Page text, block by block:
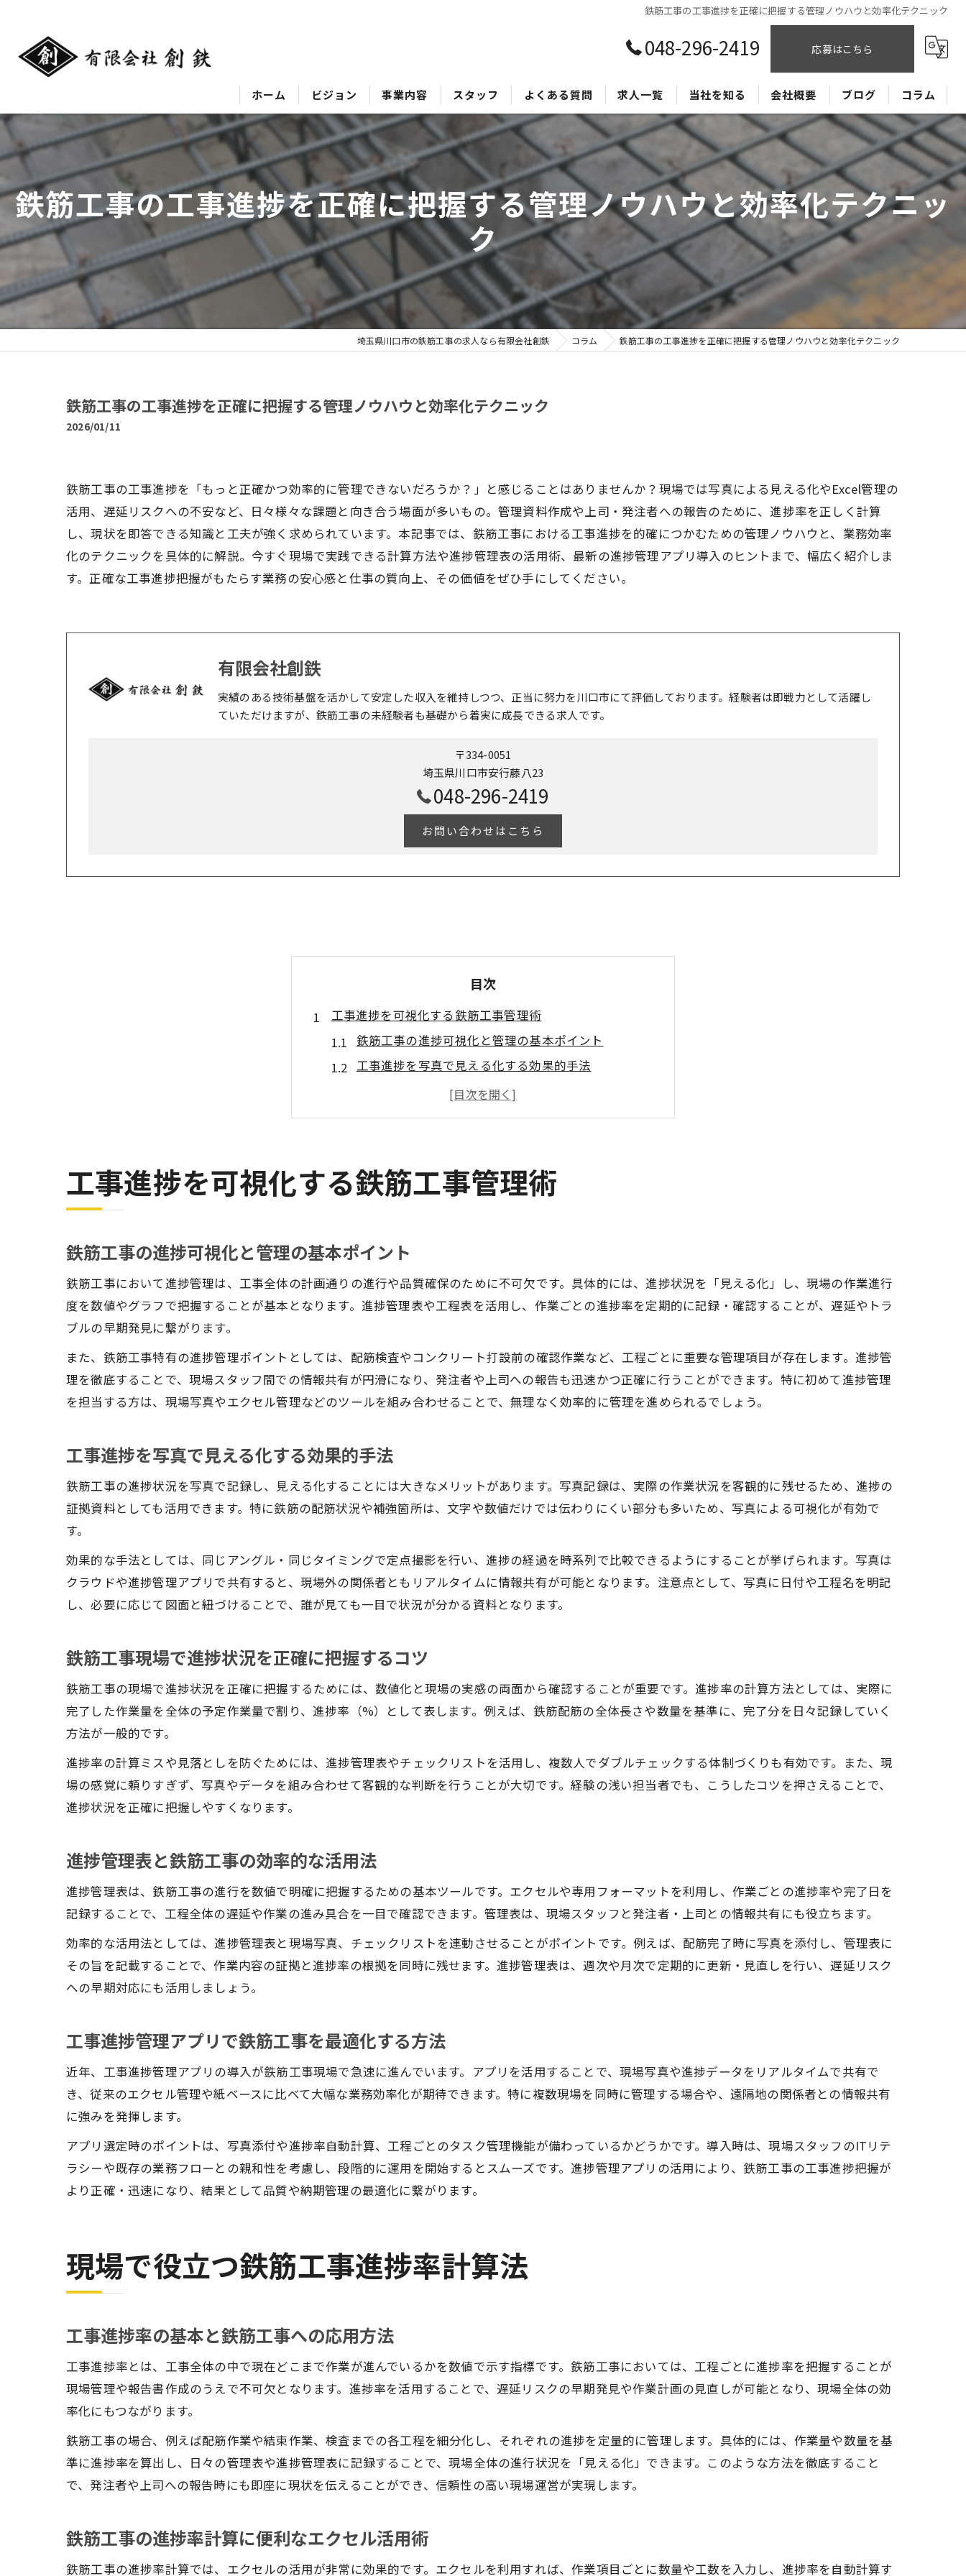
鉄筋工事の工事進捗を正確に把握する管理ノウハウと効率化テクニック
048-296-2419 応募はこちら
ホーム ビジョン 事業内容 スタッフ よくある質問 求人一覧 当社を知る
CADオペレーター
正社員
経験者
独立
会社概要 ブログ コラム
鉄筋工事の工事進捗を正確に把握する管理ノウハウと効率化テクニッ
ク
埼玉県川口市の鉄筋工事の求人なら有限会社創鉄 コラム 鉄筋工事の工事進捗を正確に把握する管理ノウハウと効率化テクニック
鉄筋工事の工事進捗を正確に把握する管理ノウハウと効率化テクニック
2026/01/11
鉄筋工事の工事進捗を「もっと正確かつ効率的に管理できないだろうか？」と感じることはありませんか？現場では写真による見える化やExcel管理の
活用、遅延リスクへの不安など、日々様々な課題と向き合う場面が多いもの。管理資料作成や上司・発注者への報告のために、進捗率を正しく計算
し、現状を即答できる知識と工夫が強く求められています。本記事では、鉄筋工事における工事進捗を的確につかむための管理ノウハウと、業務効率
化のテクニックを具体的に解説。今すぐ現場で実践できる計算方法や進捗管理表の活用術、最新の進捗管理アプリ導入のヒントまで、幅広く紹介しま
す。正確な工事進捗把握がもたらす業務の安心感と仕事の質向上、その価値をぜひ手にしてください。
有限会社創鉄
実績のある技術基盤を活かして安定した収入を維持しつつ、正当に努力を川口市にて評価しております。経験者は即戦力として活躍し
ていただけますが、鉄筋工事の未経験者も基礎から着実に成長できる求人です。
〒334-0051
埼玉県川口市安行藤八23
048-296-2419
お問い合わせはこちら
目次
工事進捗を可視化する鉄筋工事管理術
鉄筋工事の進捗可視化と管理の基本ポイント
工事進捗を写真で見える化する効果的手法
鉄筋工事現場で進捗状況を正確に把握するコツ
進捗管理表と鉄筋工事の効率的な活用法
現場で役立つ鉄筋工事進捗率計算法
工事進捗率の基本と鉄筋工事への応用方法
工事進捗率の読み方と現場での使い方解説
進捗率グラフで鉄筋工事の進行をわかりやすく伝える
鉄筋工事の進捗状況を正確に把握するコツ
鉄筋工事の進捗を効率よく記録する管理術
工事進捗状況報告書で現状を的確に伝える工夫
現場で役立つ進捗状況表の作り方と運用ポイント
進捗管理表を活用した効率的な現場管理
工事進捗管理表の基本機能と鉄筋工事現場での利点
エクセルで作る鉄筋工事進捗管理表の実践例
鉄筋工事の進捗表を活用したトラブル予防策
進捗管理表の運用で現場全体の見える化を実現
工事進捗状況報告書を活用したリスク管理術
鉄筋工事進捗チェックリストの作成と活用ポイント
進捗遅れを早期発見するための現場管理のコツ
エクセルで実現する鉄筋工事進捗管理の工夫
エクセルを活用した鉄筋工事進捗管理の基本
エクセルテンプレートで進捗管理を効率化するコツ
工事進捗率の自動集計と報告書作成の実践法
工事進捗を可視化する鉄筋工事管理術
鉄筋工事の進捗可視化と管理の基本ポイント
鉄筋工事において進捗管理は、工事全体の計画通りの進行や品質確保のために不可欠です。具体的には、進捗状況を「見える化」し、現場の作業進行
度を数値やグラフで把握することが基本となります。進捗管理表や工程表を活用し、作業ごとの進捗率を定期的に記録・確認することが、遅延やトラ
ブルの早期発見に繋がります。
また、鉄筋工事特有の進捗管理ポイントとしては、配筋検査やコンクリート打設前の確認作業など、工程ごとに重要な管理項目が存在します。進捗管
理を徹底することで、現場スタッフ間での情報共有が円滑になり、発注者や上司への報告も迅速かつ正確に行うことができます。特に初めて進捗管理
を担当する方は、現場写真やエクセル管理などのツールを組み合わせることで、無理なく効率的に管理を進められるでしょう。
工事進捗を写真で見える化する効果的手法
鉄筋工事の進捗状況を写真で記録し、見える化することには大きなメリットがあります。写真記録は、実際の作業状況を客観的に残せるため、進捗の
証拠資料としても活用できます。特に鉄筋の配筋状況や補強箇所は、文字や数値だけでは伝わりにくい部分も多いため、写真による可視化が有効で
す。
効果的な手法としては、同じアングル・同じタイミングで定点撮影を行い、進捗の経過を時系列で比較できるようにすることが挙げられます。写真は
クラウドや進捗管理アプリで共有すると、現場外の関係者ともリアルタイムに情報共有が可能となります。注意点として、写真に日付や工程名を明記
し、必要に応じて図面と紐づけることで、誰が見ても一目で状況が分かる資料となります。
鉄筋工事現場で進捗状況を正確に把握するコツ
鉄筋工事の現場で進捗状況を正確に把握するためには、数値化と現場の実感の両面から確認することが重要です。進捗率の計算方法としては、実際に
完了した作業量を全体の予定作業量で割り、進捗率（%）として表します。例えば、鉄筋配筋の全体長さや数量を基準に、完了分を日々記録していく
方法が一般的です。
進捗率の計算ミスや見落としを防ぐためには、進捗管理表やチェックリストを活用し、複数人でダブルチェックする体制づくりも有効です。また、現
場の感覚に頼りすぎず、写真やデータを組み合わせて客観的な判断を行うことが大切です。経験の浅い担当者でも、こうしたコツを押さえることで、
進捗状況を正確に把握しやすくなります。
進捗管理表と鉄筋工事の効率的な活用法
進捗管理表は、鉄筋工事の進行を数値で明確に把握するための基本ツールです。エクセルや専用フォーマットを利用し、作業ごとの進捗率や完了日を
記録することで、工程全体の遅延や作業の進み具合を一目で確認できます。管理表は、現場スタッフと発注者・上司との情報共有にも役立ちます。
効率的な活用法としては、進捗管理表と現場写真、チェックリストを連動させることがポイントです。例えば、配筋完了時に写真を添付し、管理表に
その旨を記載することで、作業内容の証拠と進捗率の根拠を同時に残せます。進捗管理表は、週次や月次で定期的に更新・見直しを行い、遅延リスク
への早期対応にも活用しましょう。
工事進捗管理アプリで鉄筋工事を最適化する方法
近年、工事進捗管理アプリの導入が鉄筋工事現場で急速に進んでいます。アプリを活用することで、現場写真や進捗データをリアルタイムで共有で
き、従来のエクセル管理や紙ベースに比べて大幅な業務効率化が期待できます。特に複数現場を同時に管理する場合や、遠隔地の関係者との情報共有
に強みを発揮します。
アプリ選定時のポイントは、写真添付や進捗率自動計算、工程ごとのタスク管理機能が備わっているかどうかです。導入時は、現場スタッフのITリテ
ラシーや既存の業務フローとの親和性を考慮し、段階的に運用を開始するとスムーズです。進捗管理アプリの活用により、鉄筋工事の工事進捗把握が
より正確・迅速になり、結果として品質や納期管理の最適化に繋がります。
現場で役立つ鉄筋工事進捗率計算法
工事進捗率の基本と鉄筋工事への応用方法
工事進捗率とは、工事全体の中で現在どこまで作業が進んでいるかを数値で示す指標です。鉄筋工事においては、工程ごとに進捗率を把握することが
現場管理や報告書作成のうえで不可欠となります。進捗率を活用することで、遅延リスクの早期発見や作業計画の見直しが可能となり、現場全体の効
率化にもつながります。
鉄筋工事の場合、例えば配筋作業や結束作業、検査までの各工程を細分化し、それぞれの進捗を定量的に管理します。具体的には、作業量や数量を基
準に進捗率を算出し、日々の管理表や進捗管理表に記録することで、現場全体の進行状況を「見える化」できます。このような方法を徹底すること
で、発注者や上司への報告時にも即座に現状を伝えることができ、信頼性の高い現場運営が実現します。
鉄筋工事の進捗率計算に便利なエクセル活用術
鉄筋工事の進捗率計算では、エクセルの活用が非常に効果的です。エクセルを利用すれば、作業項目ごとに数量や工数を入力し、進捗率を自動計算す